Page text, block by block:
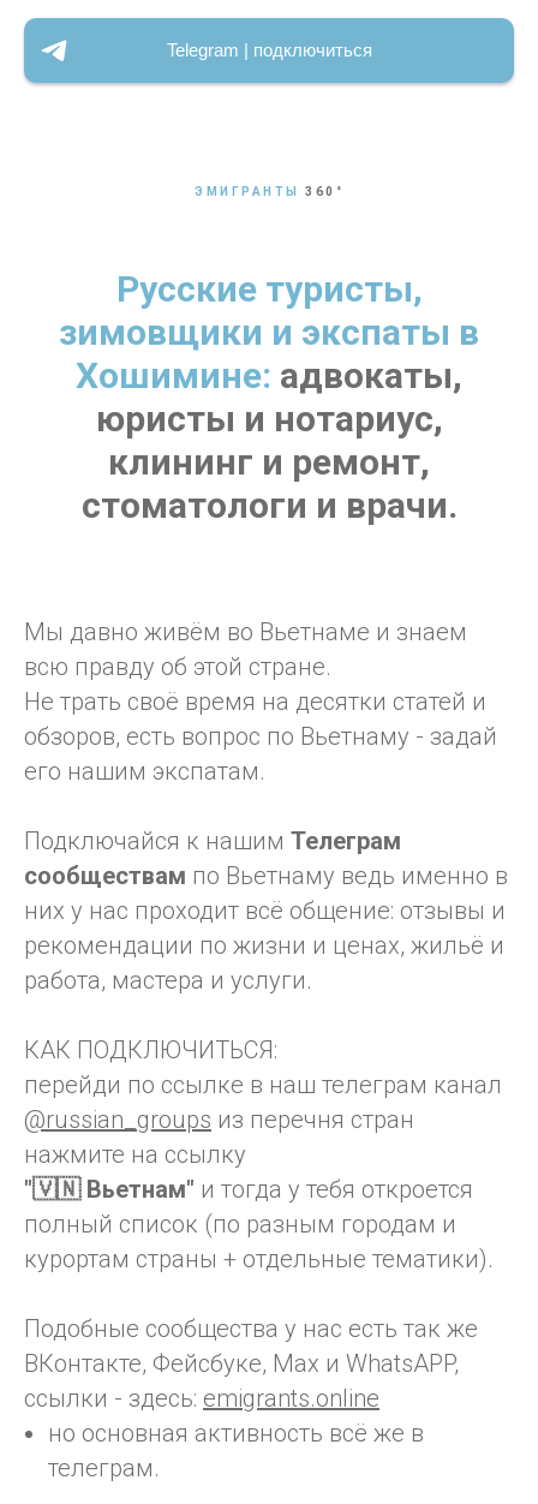
Telegram | подключиться
ЭМИГРАНТЫ 360 °
Русские туристы,
зимовщики и экспаты в
Хошимине: адвокаты,
юристы и нотариус,
клининг и ремонт,
стоматологи и врачи.
Мы давно живём во Вьетнаме и знаем
всю правду об этой стране.
Не трать своё время на десятки статей и
обзоров, есть вопрос по Вьетнаму - задай
его нашим экспатам.
Подключайся к нашим Телеграм
сообществам по Вьетнаму ведь именно в
них у нас проходит всё общение: отзывы и
рекомендации по жизни и ценах, жильё и
работа, мастера и услуги.
КАК ПОДКЛЮЧИТЬСЯ:
перейди по ссылке в наш телеграм канал
@russian_groups из перечня стран
нажмите на ссылку
"🇻🇳 Вьетнам" и тогда у тебя откроется
полный список (по разным городам и
курортам страны + отдельные тематики).
Подобные сообщества у нас есть так же
ВКонтакте, Фейсбуке, Max и WhatsAPP,
ссылки - здесь: emigrants.online
но основная активность всё же в
телеграм.